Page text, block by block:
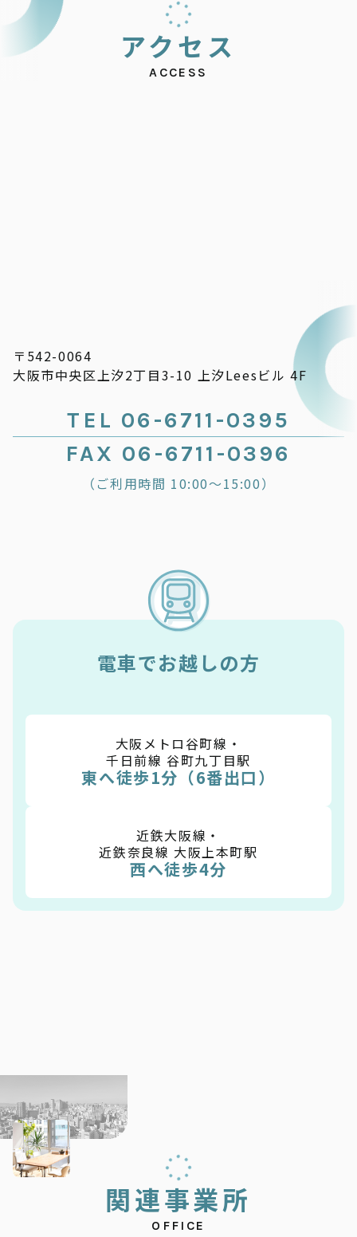
アクセ ス
ACCESS
〒542-0064
大阪市中央区上汐2丁目3-10 上汐Leesビル 4F
TEL 06-6711-0395
FAX 06-6711-0396
（ご利用時間 10:00～15:00）
電車でお越しの方
大阪メトロ谷町線・
千日前線 谷町九丁目駅
東へ徒歩1分（6番出口）
近鉄大阪線・
近鉄奈良線 大阪上本町駅
西へ徒歩4分
関連事業所
OFFICE